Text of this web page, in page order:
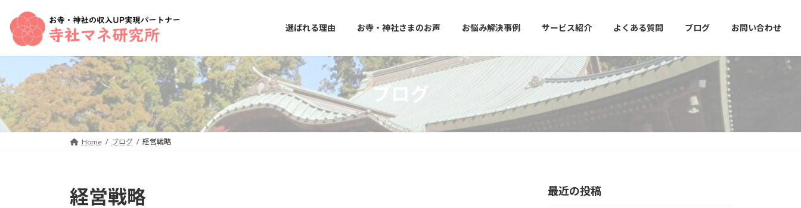
へ
ス
キ
ッ
プ
ョ
ン
に
移
動
選ばれる理由 お寺・神社さまのお声 お悩み解決事例 サービス紹介 よくある質問 ブログ お問い合わせ
ブログ
Home ブログ 経営戦略
経営戦略 最近の投稿